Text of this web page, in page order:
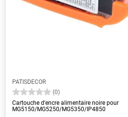
PATISDECOR
(0)
Cartouche d'encre alimentaire noire pour
MG5150/MG5250/MG5350/IP4850